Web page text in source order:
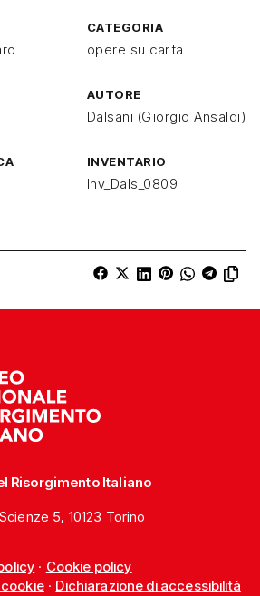
CATEGORIA
opere su carta
AUTORE
Dalsani (Giorgio Ansaldi)
INVENTARIO
Inv_Dals_0809
Risorgimento Italiano
5, 10123 Torino
· Cookie policy
· Dichiarazione di accessibilità